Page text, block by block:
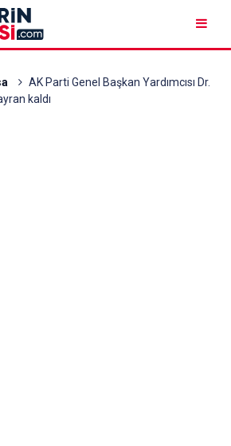
AK Parti Genel Başkan Yardımcısı Dr.
kaldı